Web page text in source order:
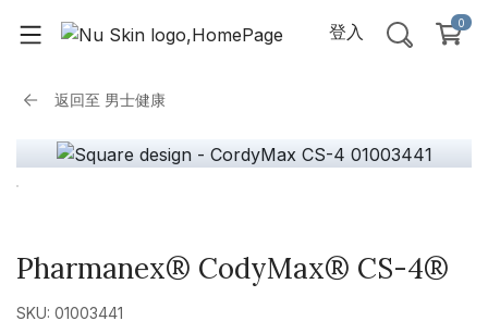
登入 0
返回至 男士健康
Pharmanex® CodyMax® CS-4®
SKU: 01003441